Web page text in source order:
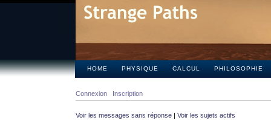
HOME PHYSIQUE CALCUL PHILOSOPHIE
Connexion Inscription
Voir les messages sans réponse | Voir les sujets actifs